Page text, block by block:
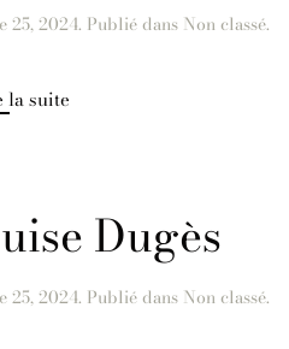
25, 2024. Publié dans Non classé.
la suite
Dugès
25, 2024. Publié dans Non classé.